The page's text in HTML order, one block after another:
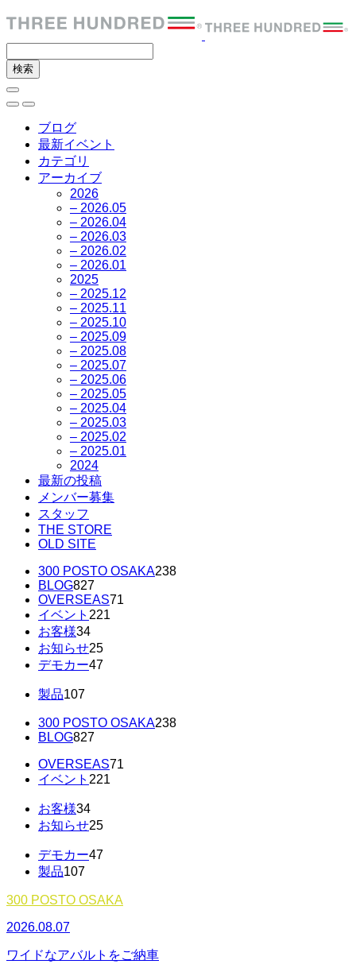
ブログ
最新イベント
カテゴリ
アーカイブ
2026
– 2026.05
– 2026.04
– 2026.03
– 2026.02
– 2026.01
2025
– 2025.12
– 2025.11
– 2025.10
– 2025.09
– 2025.08
– 2025.07
– 2025.06
– 2025.05
– 2025.04
– 2025.03
– 2025.02
– 2025.01
2024
最新の投稿
メンバー募集
スタッフ
THE STORE
OLD SITE
300 POSTO OSAKA238
BLOG827
OVERSEAS71
イベント 221
お客様34
お知らせ25
デモカー47
製品107
300 POSTO OSAKA238
BLOG827
OVERSEAS71
イベント 221
お客様34
お知らせ25
デモカー47
製品107
300 POSTO OSAKA
2026.08.07
ワイドなアバルトをご納車